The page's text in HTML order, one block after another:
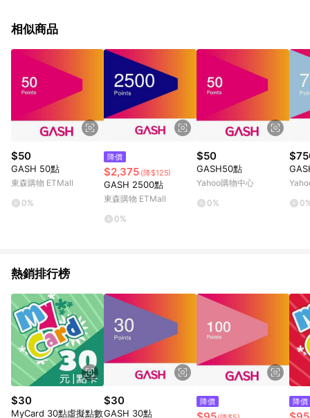
的購回饋活動享Yahoo超贈點回饋者 - 購物中心商店之商品：商
3. 訂單回饋金額將扣除運費/購物金/超贈點/福利金/紅利折抵/折
價券等虛擬貨幣折抵 4. 大宗採購或批發轉賣不具回饋資格： 如
有相關事證認定您為大宗採購、批發轉賣而非最終消費使用者，
相關認定以Yahoo購物中心之認定為準
相似商品
$50
GASH 50點
東森購物 ETMall
0%
降價
$2,375 (降$125)
GASH 2500點
東森購物 ETMall
0%
$50
GASH50點
Yahoo購物中心
0%
熱銷排行榜
$30
MyCard 30點虛擬點數
$30
GASH 30點
降價 降價